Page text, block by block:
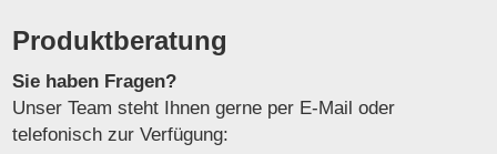
Produktberatung
Sie haben Fragen?
Unser Team steht Ihnen gerne per E-Mail oder
telefonisch zur Verfügung: